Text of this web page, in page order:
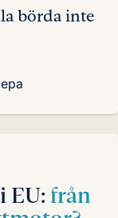
börda inte
EU: från